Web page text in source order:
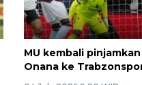
MU kembali
Onana ke